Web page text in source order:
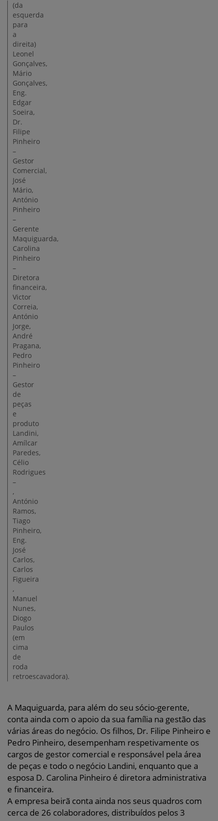
(da
esquerda
para
a
direita)
Leonel
Gonçalves,
Mário
Gonçalves,
Eng.
Edgar
Soeira,
Dr.
Filipe
Pinheiro
–
Gestor
Comercial,
José
Mário,
António
Pinheiro
–
Gerente
Maquiguarda,
Carolina
Pinheiro
–
Diretora
financeira,
Victor
Correia,
António
Jorge,
André
Pragana,
Pedro
Pinheiro
–
Gestor
de
peças
e
produto
Landini,
Amílcar
Paredes,
Célio
Rodrigues
–
,
António
Ramos,
Tiago
Pinheiro,
Eng.
José
Carlos,
Carlos
Figueira
,
Manuel
Nunes,
Diogo
Paulos
(em
cima
de
roda
retroescavadora).
A Maquiguarda, para além do seu sócio-gerente,
conta ainda com o apoio da sua família na gestão das
várias áreas do negócio. Os filhos, Dr. Filipe Pinheiro e
Pedro Pinheiro, desempenham respetivamente os
cargos de gestor comercial e responsável pela área
de peças e todo o negócio Landini, enquanto que a
esposa D. Carolina Pinheiro é diretora administrativa
e financeira.
A empresa beirã conta ainda nos seus quadros com
cerca de 26 colaboradores, distribuídos pelos 3